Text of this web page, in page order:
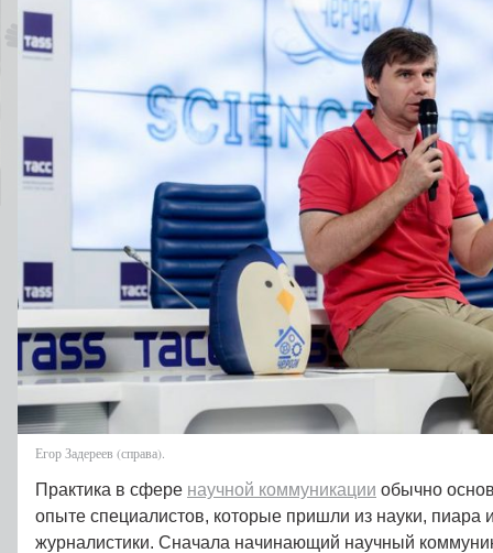
Егор Задереев (справа).
Практика в сфере научной коммуникации обычно
опыте специалистов, которые пришли из науки, пиара
журналистики. Сначала начинающий научный